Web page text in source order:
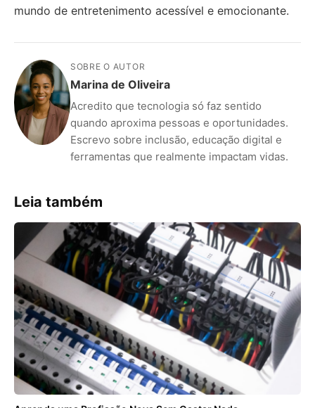
mundo de entretenimento acessível e emocionante.
SOBRE O AUTOR
Marina de Oliveira
Acredito que tecnologia só faz sentido
quando aproxima pessoas e oportunidades.
Escrevo sobre inclusão, educação digital e
ferramentas que realmente impactam vidas.
Leia também